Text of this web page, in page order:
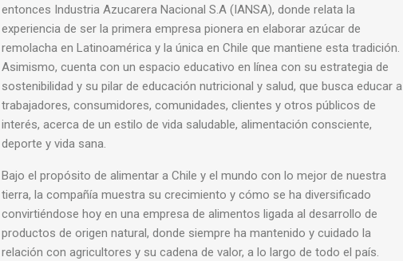
entonces Industria Azucarera Nacional S.A (IANSA), donde relata la
experiencia de ser la primera empresa pionera en elaborar azúcar de
remolacha en Latinoamérica y la única en Chile que mantiene esta tradición.
Asimismo, cuenta con un espacio educativo en línea con su estrategia de
sostenibilidad y su pilar de educación nutricional y salud, que busca educar a
trabajadores, consumidores, comunidades, clientes y otros públicos de
interés, acerca de un estilo de vida saludable, alimentación consciente,
deporte y vida sana.
Bajo el propósito de alimentar a Chile y el mundo con lo mejor de nuestra
tierra, la compañía muestra su crecimiento y cómo se ha diversificado
convirtiéndose hoy en una empresa de alimentos ligada al desarrollo de
productos de origen natural, donde siempre ha mantenido y cuidado la
relación con agricultores y su cadena de valor, a lo largo de todo el país.